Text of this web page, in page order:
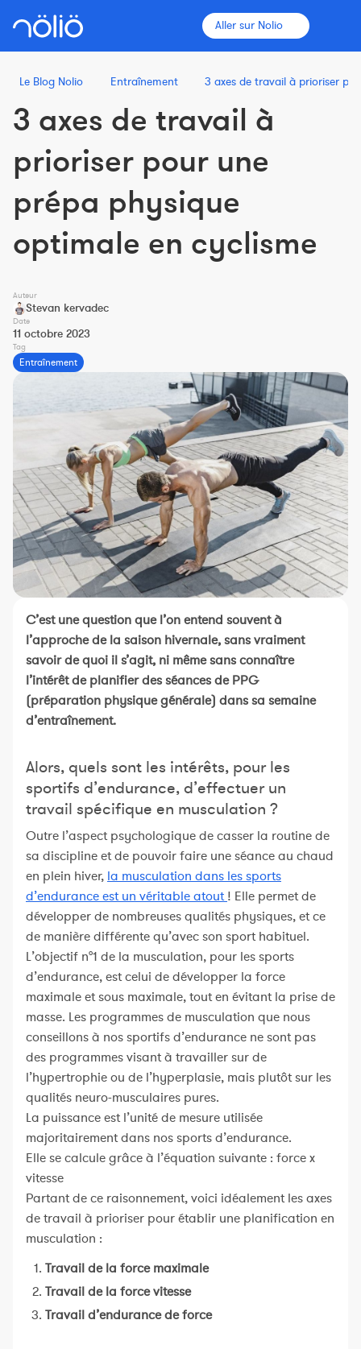
Aller sur Nolio
La plateforme pour tous
Entraîneurs
Clubs
Plus d'informations
Fonctionnalités
Tarifs
Constructeur de séances
Sportif Premium
Le Blog Nolio Entraînement 3 axes de travail à prioriser
3 axes de travail à
prioriser pour une
prépa physique
optimale en cyclisme
Auteur
Stevan kervadec
Date
11 octobre 2023
Tag
Entraînement
C’est une question que l’on entend souvent à
l’approche de la saison hivernale, sans vraiment
savoir de quoi il s’agit, ni même sans connaître
l’intérêt de planifier des séances de PPG
(préparation physique générale) dans sa semaine
d’entraînement.
Alors, quels sont les intérêts, pour les
sportifs d’endurance, d’effectuer un
travail spécifique en musculation ?
Outre l’aspect psychologique de casser la routine de
sa discipline et de pouvoir faire une séance au chaud
en plein hiver, la musculation dans les sports
d’endurance est un véritable atout! Elle permet de
développer de nombreuses qualités physiques, et ce
de manière différente qu’avec son sport habituel.
L’objectif n°1 de la musculation, pour les sports
d’endurance, est celui de développer la force
maximale et sous maximale, tout en évitant la prise de
masse. Les programmes de musculation que nous
conseillons à nos sportifs d’endurance ne sont pas
des programmes visant à travailler sur de
l’hypertrophie ou de l’hyperplasie, mais plutôt sur les
qualités neuro-musculaires pures.
La puissance est l’unité de mesure utilisée
majoritairement dans nos sports d’endurance.
Elle se calcule grâce à l’équation suivante : force x
vitesse
Partant de ce raisonnement, voici idéalement les axes
de travail à prioriser pour établir une planification en
musculation :
Travail de la force maximale
Travail de la force vitesse
Travail d’endurance de force